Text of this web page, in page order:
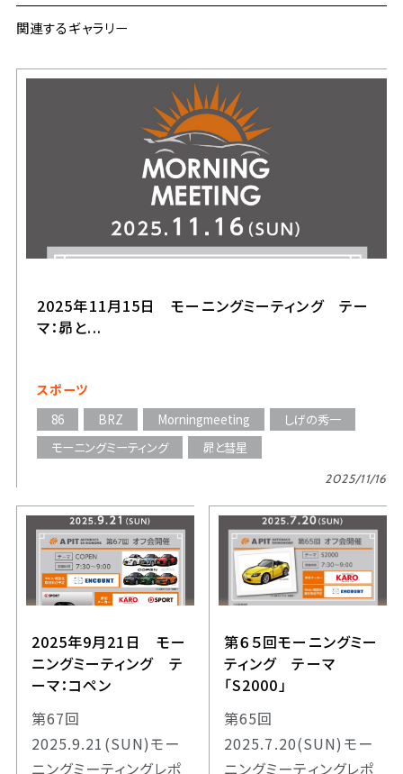
関連するギャラリー
2025/11/16
2025年11月15日 モーニングミーティング テー
マ：昴と...
スポーツ
86
BRZ Morningmeeting
しげの秀一
モーニングミーティング
昴と彗星
2025年9月21日 モー
ニングミーティング テ
ーマ：コペン
第67回
2025.9.21(SUN)モー
ニングミーティングレポ
第６５回モーニングミー
ティング テーマ
「S2000」
第65回
2025.7.20(SUN)モー
ニングミーティングレポ